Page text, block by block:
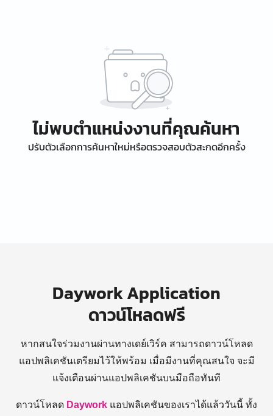
ไม่พบตำแหน่งงานที่คุณค้นหา
ปรับตัวเลือกการค้นหาใหม่หรือตรวจสอบตัวสะกดอีกครั้ง
Daywork Application
ดาวน์โหลดฟรี
หากสนใจร่วมงานผ่านทางเดย์เวิร์ค สามารถดาวน์โหลด
แอปพลิเคชันเตรียมไว้ให้พร้อม เมื่อมีงานที่คุณสนใจ จะมี
แจ้งเตือนผ่านแอปพลิเคชันบนมือถือทันที
ดาวน์โหลด Daywork แอปพลิเคชันของเราได้แล้ววันนี้ ทั้ง